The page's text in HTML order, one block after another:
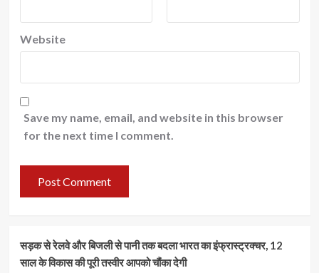
Website
Save my name, email, and website in this browser
for the next time I comment.
सड़क से रेलवे और बिजली से पानी तक बदला भारत का इंफ्रास्ट्रक्चर, 12
साल के विकास की पूरी तस्वीर आपको चौंका देगी